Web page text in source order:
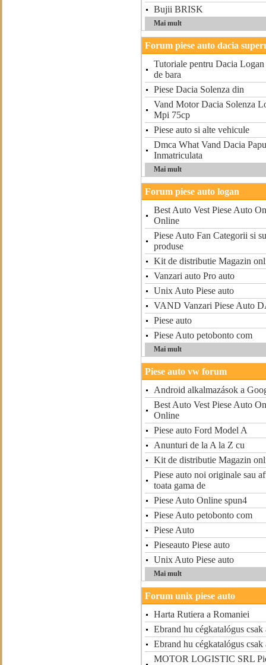
Bujii BRISK
Mai mult
Forum piese auto dacia
Tutoriale pentru Dacia
de bara
Piese Dacia Solenza din
Vand Motor Dacia Solenza
Mpi 75cp
Piese auto si alte vehicule
Dmca What Vand Dacia
Inmatriculata
Mai mult
Forum piese auto logan
Best Auto Vest Piese Auto
Online
Piese Auto Fan Categorii si
produse
Kit de distributie Magazin
Vanzari auto Pro auto
Unix Auto Piese auto
VAND Vanzari Piese Auto
Piese auto
Piese Auto petobonto com
Mai mult
Piese auto vw forum
Android alkalmazások a
Best Auto Vest Piese Auto
Online
Piese auto Ford Model A
Anunturi de la A la Z cu
Kit de distributie Magazin
Piese auto noi originale sau
toata gama de
Piese Auto Online spun4
Piese Auto petobonto com
Piese Auto
Pieseauto Piese auto
Unix Auto Piese auto
Mai mult
Forum unix piese auto
Harta Rutiera a Romaniei
Ebrand hu cégkatalógus csak
Ebrand hu cégkatalógus csak
MOTOR LOGISTIC SRL